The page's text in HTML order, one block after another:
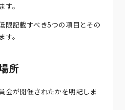
。
限記載すべき5つの項目とその
。
所
会が開催されたかを明記しま